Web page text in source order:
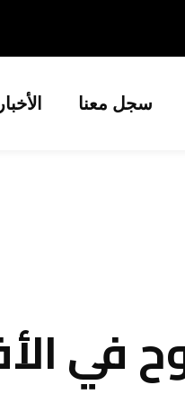
سجل معنا
في